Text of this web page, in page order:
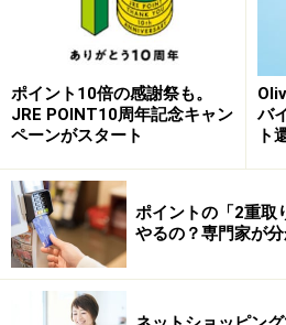
が１２０ポイント貯まる。
2.次に、コナカに行って２万円
購入。すると、スイカポイン
る。
3.もちろん、このとき、コナカ
に提示する。２万円の買い物で
００ポイント貯まる。
2万円使って800円のバ
ポイント10倍の感謝祭も。
JRE POINT10周年記念キャン
ペーンがスタート
バ
ト
ポイントの「2重取
やるの？専門家が